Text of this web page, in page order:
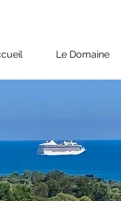
Le Domaine